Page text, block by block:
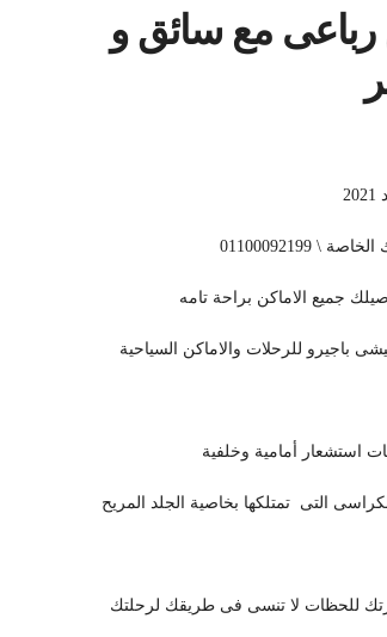
رباعى مع سائق و
جميع الاماكن براحة تامه
باجيرو للرحلات والاماكن السياحية
استشعار أمامية وخلفية
التى تمتلكها بخاصية الجلد المريح
للحظات لا تنسى فى طريقك لرحلتك